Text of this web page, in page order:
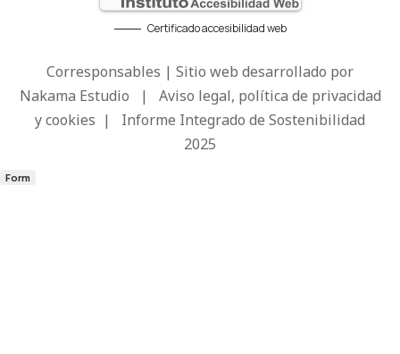
Certificado accesibilidad web
Corresponsables | Sitio web desarrollado por
Nakama Estudio | Aviso legal, política de privacidad
y cookies | Informe Integrado de Sostenibilidad
2025
Form